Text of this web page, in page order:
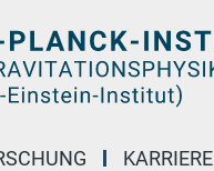
KARRIERE